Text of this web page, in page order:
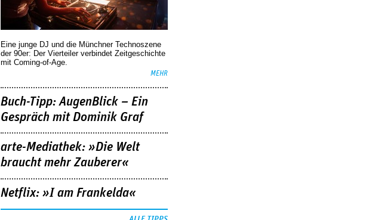
Eine junge DJ und die Münchner Technoszene
der 90er: Der Vierteiler verbindet Zeitgeschichte
mit Coming-of-Age.
MEHR
Buch-Tipp: AugenBlick – Ein
Gespräch mit Dominik Graf
arte-Mediathek: »Die Welt
braucht mehr Zauberer«
Netflix: »I am Frankelda«